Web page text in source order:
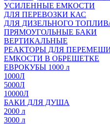
УСИЛЕННЫЕ ЕМКОСТИ
ДЛЯ ПЕРЕВОЗКИ КАС
ДЛЯ ДИЗЕЛЬНОГО
ПРЯМОУГОЛЬНЫЕ БАКИ
ВЕРТИКАЛЬНЫЕ
РЕАКТОРЫ ДЛЯ
ЕМКОСТИ В ОБРЕШЕТКЕ
ЕВРОКУБЫ 1000 л
1000Л
5000Л
10000Л
БАКИ ДЛЯ ДУША
2000 л
3000 л